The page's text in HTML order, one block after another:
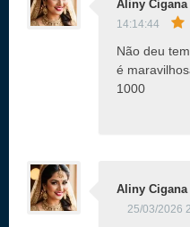
Aliny Cigana
14:14:44
Não deu
é
1000
Aliny Cigana
25/03/2026